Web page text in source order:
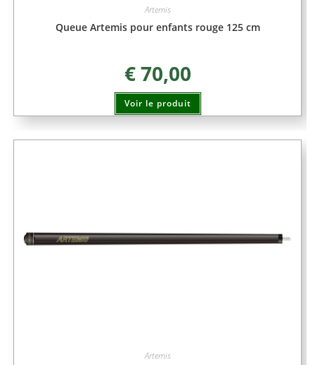
Artemis
Queue Artemis pour enfants rouge 125 cm
€70,00
Voir le produit
Artemis